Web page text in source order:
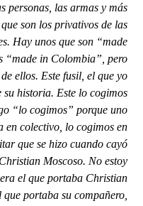
personas, las armas y más
son los privativos de las
Hay unos que son “made
“made in Colombia”, pero
ellos. Este fusil, el que yo
su historia. Este lo cogimos
“lo cogimos” porque uno
en colectivo, lo cogimos en
que se hizo cuando cayó
Moscoso. No estoy
el que portaba Christian
que portaba su compañero,